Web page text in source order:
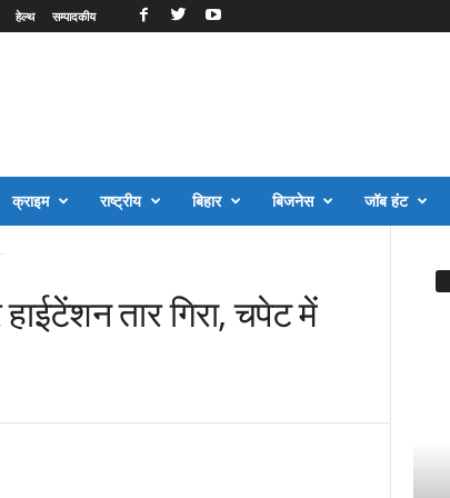
हेल्थ सम्पादकीय
क्राइम राष्ट्रीय बिहार बिजनेस जॉब हंट
तार गिरा, चपेट में